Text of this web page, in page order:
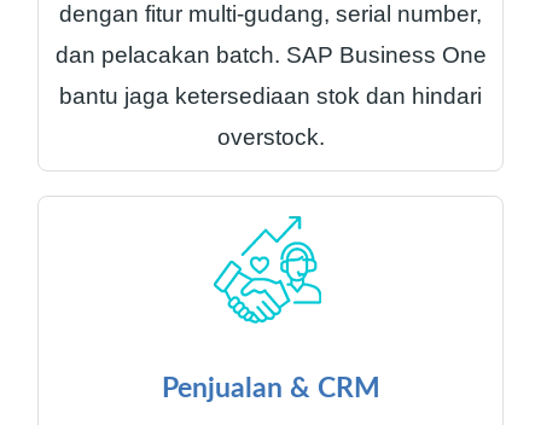
dengan fitur multi-gudang, serial number,
dan pelacakan batch. SAP Business One
bantu jaga ketersediaan stok dan hindari
overstock.
Penjualan & CRM